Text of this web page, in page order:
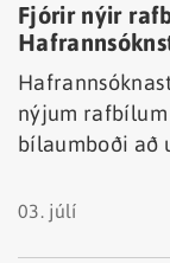
Fjórir nýir
nýjum
bílaumboði að
03. júlí